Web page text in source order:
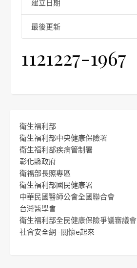
建立日期
最後更新
1121227-1967
衛生福利部
衛生福利部中央健康保險署
衛生福利部疾病管制署
彰化縣政府
衛福部長照專區
衛生福利部國民健康署
中華民國醫師公會全國聯合會
台灣醫學會
衛生福利部全民健康保險爭議審議會
社會安全網 -關懷e起來